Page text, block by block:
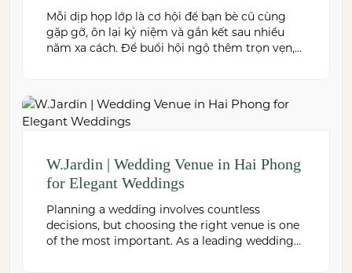
Mỗi dịp họp lớp là cơ hội để bạn bè cũ cùng
gặp gỡ, ôn lại kỷ niệm và gắn kết sau nhiều
năm xa cách. Để buổi hội ngộ thêm trọn vẹn,
W.Jardin | Wedding Venue in Hai Phong
for Elegant Weddings
Planning a wedding involves countless
decisions, but choosing the right venue is one
of the most important. As a leading wedding